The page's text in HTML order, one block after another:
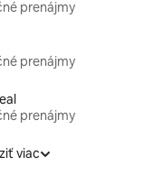
prenájmy
prenájmy
prenájmy
viac